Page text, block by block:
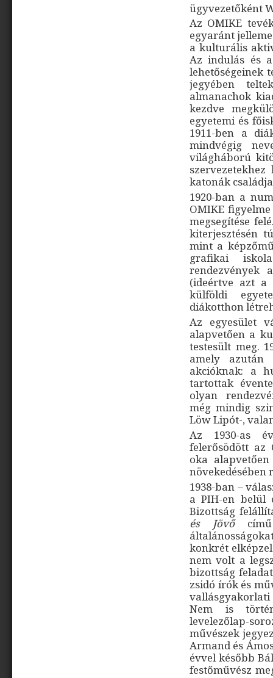
ügyvezetőként
Az OMIKE
egyaránt
a kulturális
Az indulás és
lehetőségeinek
jegyében
almanachok
kezdve
egyetemi és
1911-ben a
mindvégig
világháború
katonák
1920-ban a
OMIKE
megsegítése
kiterjesztésén
mint a
grafikai
rendezvények
(ideértve azt a
külföldi
diákotthon
Az egyesület
alapvetően a
testesült meg.
amely azután
akcióknak: a
tartottak
olyan
még mindig
Löw Lipót-,
Az 1930-as
felerősödött az
oka
növekedésében
1938-ban –
a PIH-en belül
Bizottság
és Jövőcímű
konkrét
nem volt a
bizottság
zsidó írók és
Nem is
levelezőlap-
művészek
Armand és
évvel később
festőművész